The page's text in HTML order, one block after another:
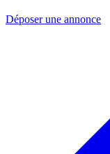
Déposer une annonce